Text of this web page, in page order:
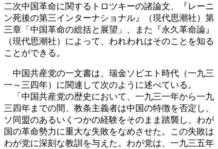
二次中国革命に関するトロツキーの諸論文、『レーニ
ン死後の第三インターナショナル』（現代思潮社）第
三章「中国革命の総括と展望」、また『永久革命論』
（現代思潮社）によって、われわれはそのことを知る
ことができる。
中国共産党の一文書は、瑞金ソビエト時代（一九三
一～三四年）に関連して次のように述べている。
「中国共産党の歴史において、一九三一年から一九
三四年までの間、教条主義者は中国の特徴を否定し、
ソ同盟のあるいくつかの経験をそのまま踏襲し、わが
国の革命勢力に重大な失敗をなめさせた。この失敗は
わが党に深刻な教訓を与えた。わが党は、一九三五年